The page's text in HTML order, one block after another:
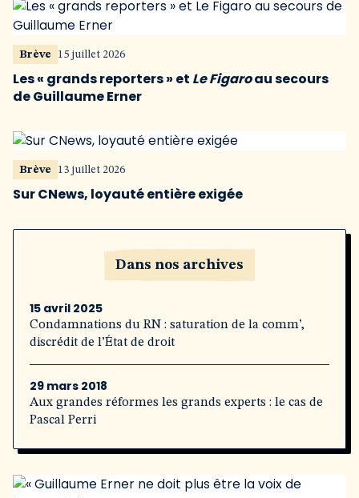
Brève 15 juillet 2026
Les « grands reporters » et Le Figaroau secours
de Guillaume Erner
Brève 13 juillet 2026
Sur CNews, loyauté entière exigée
Dans nos archives
15 avril 2025
Condamnations du RN : saturation de la comm’,
discrédit de l’État de droit
29 mars 2018
Aux grandes réformes les grands experts : le cas de
Pascal Perri